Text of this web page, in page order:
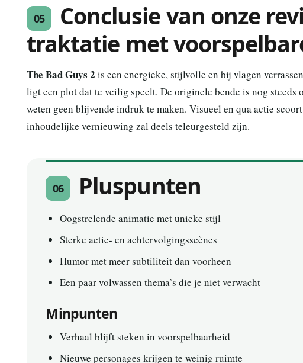
05
Conclusie van onze
traktatie met
The Bad Guys 2 is een energieke, stijlvolle en bij vlagen
ligt een plot dat te veilig speelt. De originele bende is nog steeds
weten geen blijvende indruk te maken. Visueel en qua actie
inhoudelijke vernieuwing zal deels teleurgesteld zijn.
06 Pluspunten
Oogstrelende animatie met unieke stijl
Sterke actie- en achtervolgingsscènes
Humor met meer subtiliteit dan voorheen
Een paar volwassen thema’s die je niet verwacht
Minpunten
Verhaal blijft steken in voorspelbaarheid
Nieuwe personages krijgen te weinig ruimte